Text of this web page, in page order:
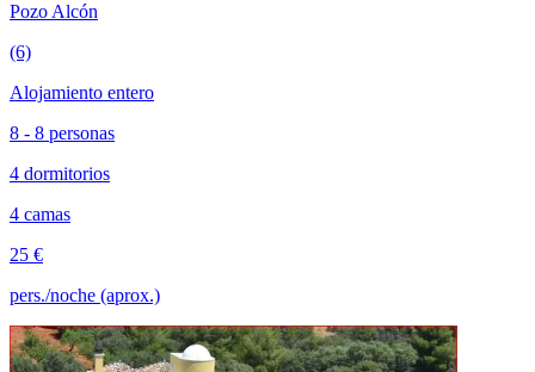
Pozo Alcón
(6)
Alojamiento entero
8 - 8 personas
4 dormitorios
4 camas
25 €
pers./noche (aprox.)